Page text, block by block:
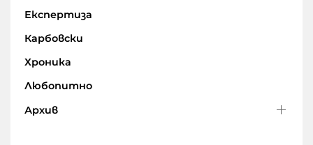
Експертиза
Карбовски
Хроника
Любопитно
Архив